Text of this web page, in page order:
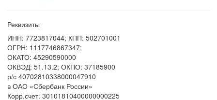
Реквизиты
ИНН: 7723817044; КПП: 502701001
ОГРН: 1117746867347;
ОКАТО: 45290590000
ОКВЭД: 51.13.2; ОКПО: 37185900
р/с 40702810338000047910
в ОАО «Сбербанк России»
Корр.счет: 30101810400000000225